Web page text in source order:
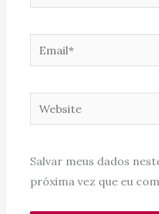
Email*
Website
Salvar meus dados
próxima vez que eu